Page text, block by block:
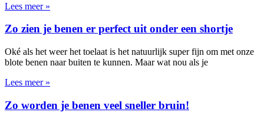
Lees meer »
Zo zien je benen er perfect uit onder een shortje
Oké als het weer het toelaat is het natuurlijk super fijn om met onze
blote benen naar buiten te kunnen. Maar wat nou als je
Lees meer »
Zo worden je benen veel sneller bruin!